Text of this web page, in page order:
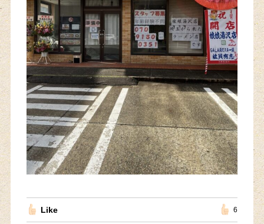
Like 6